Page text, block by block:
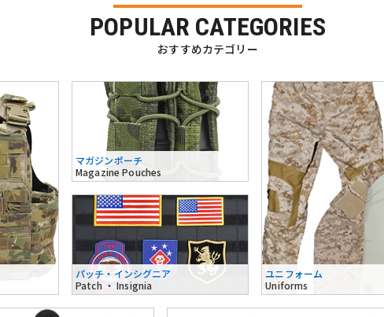
POPULAR CATEGORIES
おすすめカテゴリー
マガジンポーチ
Magazine Pouches
パッチ・インシグニア
Patch ・ Insignia
ユニフォーム
Uniforms